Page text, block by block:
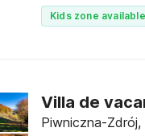
Kids zone available
Villa de
Piwniczna-Zdrój,